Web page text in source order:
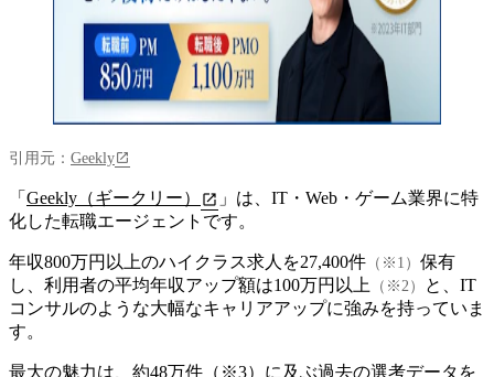
引用元： Geekly
「 Geekly（ギークリー）
」は、IT・Web・ゲーム業界に特
化した転職エージェントです。
年収800万円以上のハイクラス求人を27,400件 （※1） 保有
し、利用者の平均年収アップ額は100万円以上
（※2）
と、IT
コンサルのような大幅なキャリアアップに強みを持っていま
す。
最大の魅力は、約48万件（※3）に及ぶ過去の選考データを